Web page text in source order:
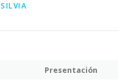
SILVIA
Presentación